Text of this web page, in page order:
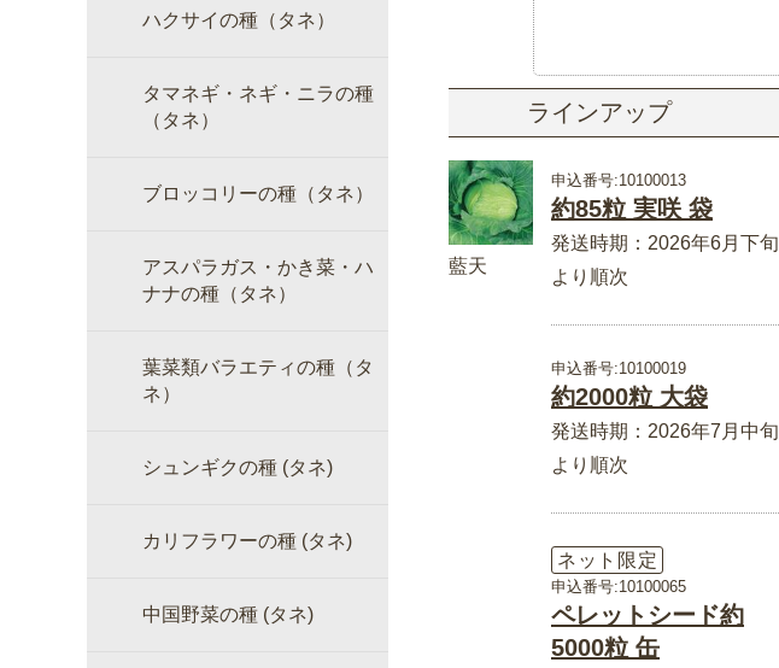
ハクサイの種（タネ）
タマネギ・ネギ・ニラの種
（タネ）
ブロッコリーの種（タネ）
アスパラガス・かき菜・ハ
ナナの種（タネ）
葉菜類バラエティの種（タ
ネ）
シュンギクの種 (タネ)
カリフラワーの種 (タネ)
中国野菜の種 (タネ)
ラインアップ
藍天
申込番号:10100013
約85粒 実咲 袋
発送時期：2026年6月下旬
より順次
申込番号:10100019
約2000粒 大袋
発送時期：2026年7月中旬
より順次
ネット限定
申込番号:10100065
ペレットシード約
5000粒 缶